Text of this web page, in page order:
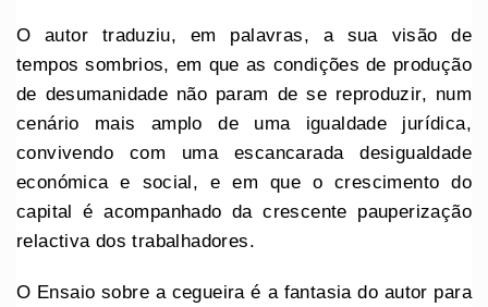
O autor traduziu, em palavras, a sua visão de
tempos sombrios, em que as condições de produção
de desumanidade não param de se reproduzir, num
cenário mais amplo de uma igualdade jurídica,
convivendo com uma escancarada desigualdade
económica e social, e em que o crescimento do
capital é acompanhado da crescente pauperização
relactiva dos trabalhadores.
O Ensaio sobre a cegueira é a fantasia do autor para